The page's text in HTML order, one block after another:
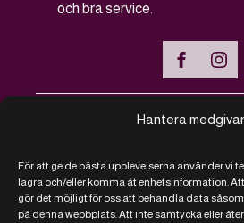
Hantera
För att ge de bästa upplevelserna använder vi
lagra och/eller komma åt enhetsinformation.
gör det möjligt för oss att behandla data
på denna webbplats. Att inte samtycka eller
och bra service.
Vanliga frågor -
Kontakt